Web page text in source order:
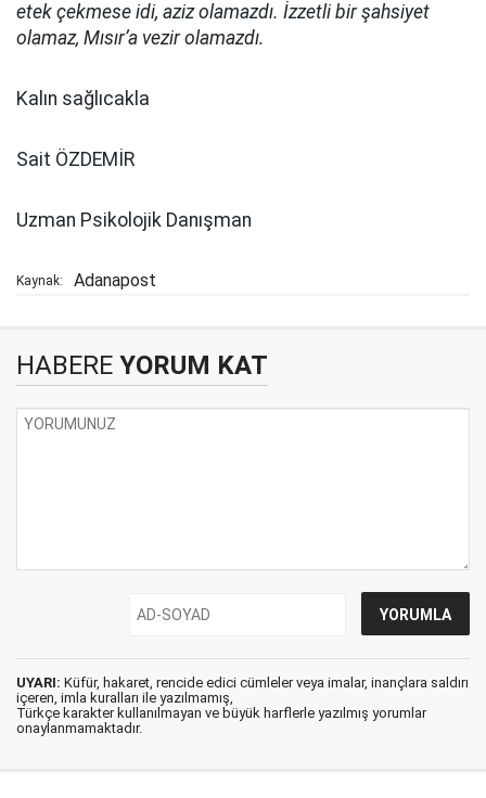
etek çekmese idi, aziz olamazdı. İzzetli bir şahsiyet
olamaz, Mısır’a vezir olamazdı.
Kalın sağlıcakla
Sait ÖZDEMİR
Uzman Psikolojik Danışman
Kaynak: Adanapost
HABERE YORUM KAT
UYARI: Küfür, hakaret, rencide edici cümleler veya imalar, inançlara saldırı
içeren, imla kuralları ile yazılmamış,
Türkçe karakter kullanılmayan ve büyük harflerle yazılmış yorumlar
onaylanmamaktadır.